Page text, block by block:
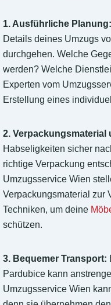
1. Ausführliche Planung:
Details deines Umzugs
durchgehen. Welche
werden? Welche
Experten vom
Erstellung eines
2. Verpackungsmaterial
Habseligkeiten sicher
richtige Verpackung
Umzugsservice Wien
Verpackungsmaterial zur
Techniken, um deine
schützen.
3. Bequemer Transport:
Pardubice kann
Umzugsservice Wien